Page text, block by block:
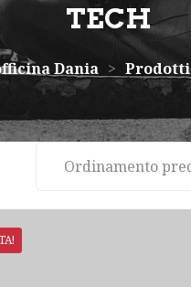
TECH
Dania > Prodotti